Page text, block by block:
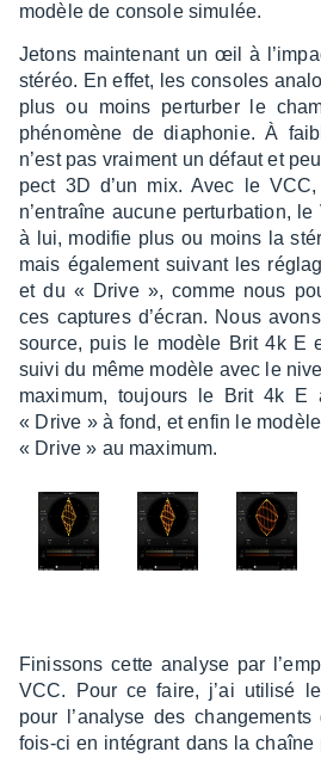
modèle de console simu­lée.
Jetons main­te­nant un œil à
stéréo. En effet, les consoles
plus ou moins pertur­ber le
phéno­mène de diapho­nie. À
n’est pas vrai­ment un défaut et
pect 3D d’un mix. Avec le
n’en­traîne aucune pertur­ba­tion,
à lui, modi­fie plus ou moins la
mais égale­ment suivant les
et du « Drive », comme nous
ces captures d’écran. Nous
source, puis le modèle Brit 4k E
suivi du même modèle avec le
maxi­mum, toujours le Brit 4k E
« Drive » à fond, et enfin le
« Drive » au maxi­mum.
Finis­sons cette analyse par
VCC. Pour ce faire, j’ai utilisé
pour l’ana­lyse des
fois-ci en inté­grant dans la